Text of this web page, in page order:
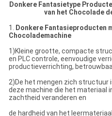
Donkere Fantasietype
van het Chocolade
1. Donkere Fantasieproducten
Chocolademachine
1)Kleine grootte, compacte
en PLC controle, eenvoudige
productieverrichting,
2)De het mengen zich structuur
deze machine die het materiaal
zachtheid veranderen en
de hardheid van het